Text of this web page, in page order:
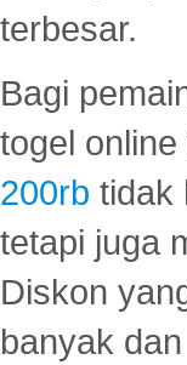
terbesar.
Bagi
togel
200rb tidak
tetapi juga
Diskon
banyak